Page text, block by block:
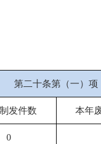
第二十条第（一）项
发件数 本年
0